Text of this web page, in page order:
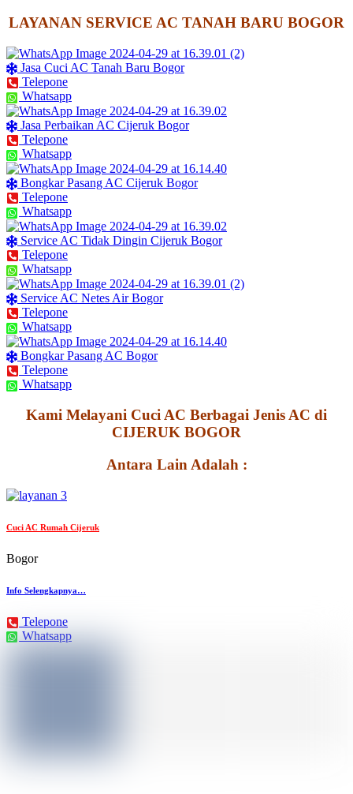
LAYANAN SERVICE AC TANAH BARU BOGOR
Jasa Cuci AC Tanah Baru Bogor
Telepone
Whatsapp
Jasa Perbaikan AC Cijeruk Bogor
Telepone
Whatsapp
Bongkar Pasang AC Cijeruk Bogor
Telepone
Whatsapp
Service AC Tidak Dingin Cijeruk Bogor
Telepone
Whatsapp
Service AC Netes Air Bogor
Telepone
Whatsapp
Bongkar Pasang AC Bogor
Telepone
Whatsapp
Kami Melayani Cuci AC Berbagai Jenis AC di
CIJERUK BOGOR
Antara Lain Adalah :
Cuci AC Rumah Cijeruk
Bogor
Info Selengkapnya…
Telepone
Whatsapp